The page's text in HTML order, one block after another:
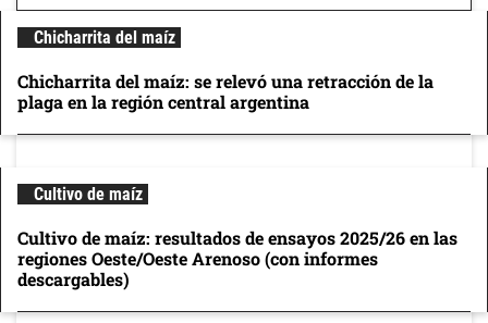
Chicharrita del maíz
Chicharrita del maíz: se relevó una retracción de la
plaga en la región central argentina
Cultivo de maíz
Cultivo de maíz: resultados de ensayos 2025/26 en las
regiones Oeste/Oeste Arenoso (con informes
descargables)